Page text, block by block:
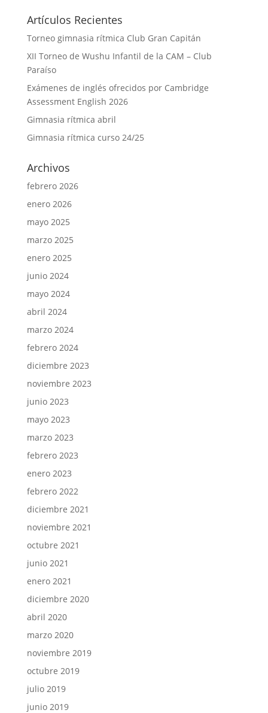
Artículos Recientes
Torneo gimnasia rítmica Club Gran Capitán
XII Torneo de Wushu Infantil de la CAM – Club
Paraíso
Exámenes de inglés ofrecidos por Cambridge
Assessment English 2026
Gimnasia rítmica abril
Gimnasia rítmica curso 24/25
Archivos
febrero 2026
enero 2026
mayo 2025
marzo 2025
enero 2025
junio 2024
mayo 2024
abril 2024
marzo 2024
febrero 2024
diciembre 2023
noviembre 2023
junio 2023
mayo 2023
marzo 2023
febrero 2023
enero 2023
febrero 2022
diciembre 2021
noviembre 2021
octubre 2021
junio 2021
enero 2021
diciembre 2020
abril 2020
marzo 2020
noviembre 2019
octubre 2019
julio 2019
junio 2019